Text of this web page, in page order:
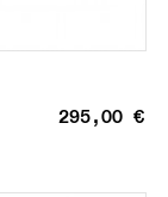
295,00 €